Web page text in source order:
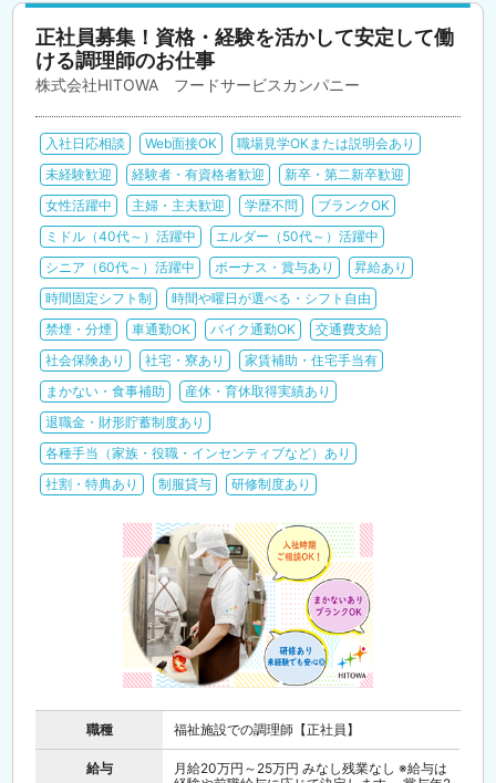
正社員募集！資格・経験を活かして安定して働
ける調理師のお仕事
株式会社HITOWA フードサービスカンパニー
入社日応相談 Web面接OK
職場見学OKまたは説明会あり
未経験歓迎
経験者・有資格者歓迎
新卒・第二新卒歓迎
女性活躍中
主婦・主夫歓迎 学歴不問
ブランクOK
ミドル（40代～）活躍中
エルダー（50代～）活躍中
シニア（60代～）活躍中
ボーナス・賞与あり
昇給あり
時間固定シフト制
時間や曜日が選べる・シフト自由
禁煙・分煙
車通勤OK バイク通勤OK
交通費支給
社会保険あり
社宅・寮あり
家賃補助・住宅手当有
まかない・食事補助
産休・育休取得実績あり
退職金・財形貯蓄制度あり
各種手当（家族・役職・インセンティブなど）あり
社割・特典あり
制服貸与 研修制度あり
職種 福祉施設での調理師【正社員】
給与
月給20万円～25万円 みなし残業なし ※給与は